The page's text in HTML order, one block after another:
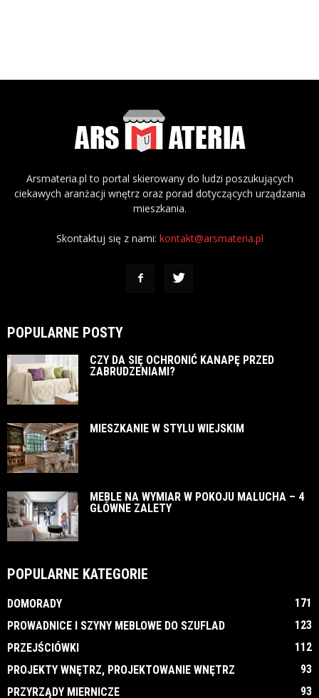
Arsmateria.pl to portal skierowany do ludzi poszukujących
ciekawych aranżacji wnętrz oraz porad dotyczących urządzania
mieszkania.
Skontaktuj się z nami: kontakt@arsmateria.pl
POPULARNE POSTY
CZY DA SIĘ OCHRONIĆ KANAPĘ PRZED
ZABRUDZENIAMI?
MIESZKANIE W STYLU WIEJSKIM
MEBLE NA WYMIAR W POKOJU MALUCHA – 4
GŁÓWNE ZALETY
POPULARNE KATEGORIE
DOMORADY
171
PROWADNICE I SZYNY MEBLOWE DO SZUFLAD
123
PRZEJŚCIÓWKI
112
PROJEKTY WNĘTRZ, PROJEKTOWANIE WNĘTRZ
93
PRZYRZĄDY MIERNICZE
93